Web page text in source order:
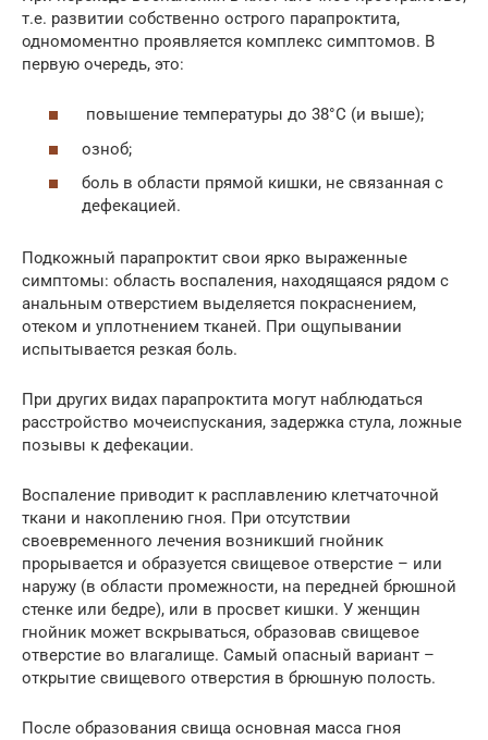
т.е. развитии собственно острого парапроктита,
одномоментно проявляется комплекс симптомов. В
первую очередь, это:
повышение температуры до 38°C (и выше);
озноб;
боль в области прямой кишки, не связанная с
дефекацией.
Подкожный парапроктит свои ярко выраженные
симптомы: область воспаления, находящаяся рядом с
анальным отверстием выделяется покраснением,
отеком и уплотнением тканей. При ощупывании
испытывается резкая боль.
При других видах парапроктита могут наблюдаться
расстройство мочеиспускания, задержка стула, ложные
позывы к дефекации.
Воспаление приводит к расплавлению клетчаточной
ткани и накоплению гноя. При отсутствии
своевременного лечения возникший гнойник
прорывается и образуется свищевое отверстие – или
наружу (в области промежности, на передней брюшной
стенке или бедре), или в просвет кишки. У женщин
гнойник может вскрываться, образовав свищевое
отверстие во влагалище. Самый опасный вариант –
открытие свищевого отверстия в брюшную полость.
После образования свища основная масса гноя